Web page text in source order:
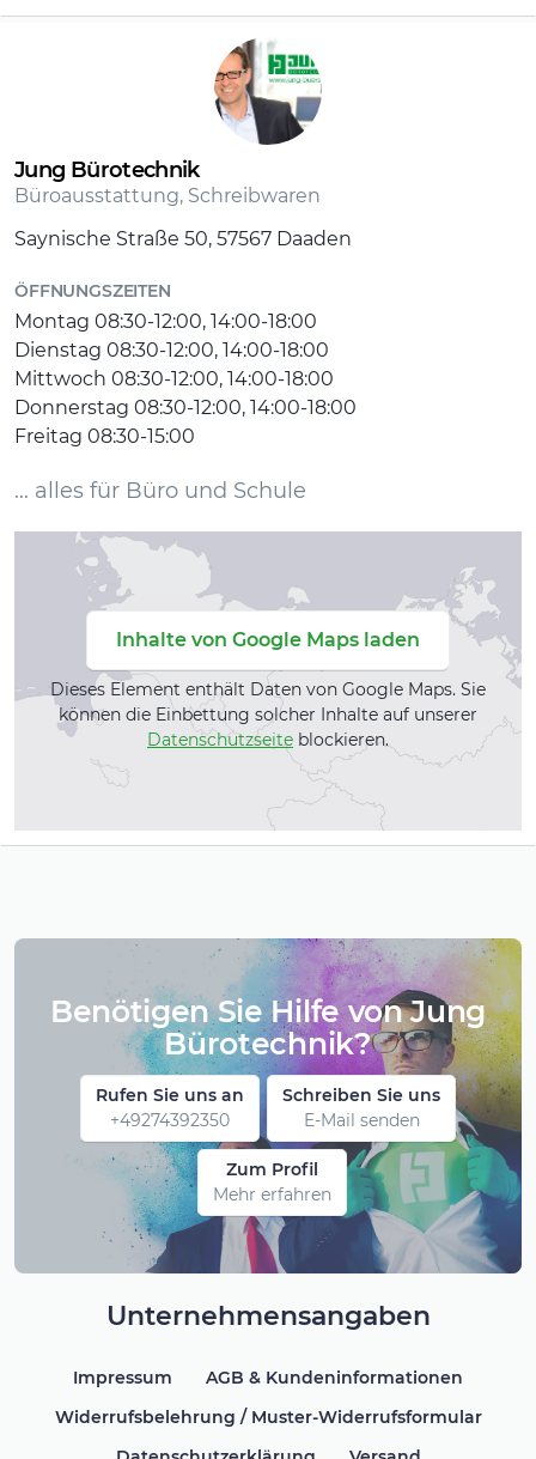
Jung Bürotechnik
Büroausstattung, Schreibwaren
Saynische Straße 50, 57567 Daaden
ÖFFNUNGSZEITEN
Montag 08:30-12:00, 14:00-18:00
Dienstag 08:30-12:00, 14:00-18:00
Mittwoch 08:30-12:00, 14:00-18:00
Donnerstag 08:30-12:00, 14:00-18:00
Freitag 08:30-15:00
... alles für Büro und Schule
Inhalte von Google Maps laden
Dieses Element enthält Daten von Google Maps. Sie
können die Einbettung solcher Inhalte auf unserer
Datenschutzseite blockieren.
Benötigen Sie Hilfe von Jung
Bürotechnik?
Rufen Sie uns an
+49274392350
Schreiben Sie uns
E-Mail senden
Zum Profil
Mehr erfahren
Unternehmensangaben
Impressum
AGB & Kundeninformationen
Widerrufsbelehrung / Muster-Widerrufsformular